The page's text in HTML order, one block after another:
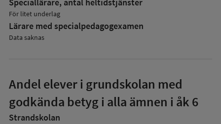
För litet underlag
Lärare med specialpedagog­examen
Data saknas
Andel elever i grundskolan med
godkända betyg i alla ämnen i åk 6
Strandskolan